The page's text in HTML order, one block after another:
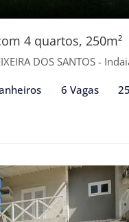
4 quartos, 250m²
DOS SANTOS - Indaiá,
6 Vagas